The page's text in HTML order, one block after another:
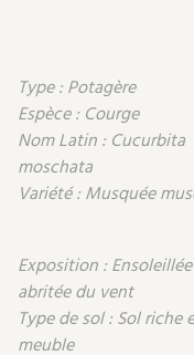
Énergie
Gestion de l’eau
Entretien de la maison
Décoration et petit
Santé et bien-être
Bonnes adresses
Mieux consommer
Type : Potagère
Espèce : Courge
Nom Latin : Cucurbita
moschata
Variété : Musquée
Exposition :
abritée du vent
Type de sol : Sol riche
meuble